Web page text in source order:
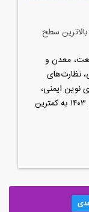
سطح
معدن و
ایمنی،
حوادث منجر به فوت در معادن استان طی سال ۱۴۰۳ به کمترین